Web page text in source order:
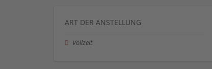
ART DER ANSTELLUNG
Vollzeit